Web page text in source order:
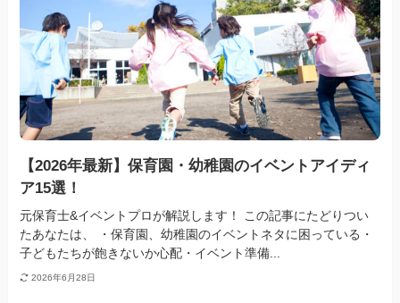
【2026年最新】保育園・幼稚園のイベントアイディ
ア15選！
元保育士&イベントプロが解説します！ この記事にたどりつい
たあなたは、 ・保育園、幼稚園のイベントネタに困っている・
子どもたちが飽きないか心配・イベント準備...
2026年6月28日